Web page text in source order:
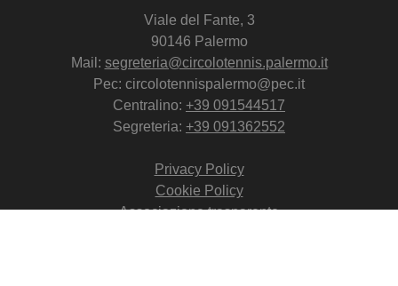
Viale del Fante, 3
90146 Palermo
Mail: segreteria@circolotennis.palermo.it
Pec: circolotennispalermo@pec.it
Centralino: +39 091544517
Segreteria: +39 091362552
Privacy Policy
Cookie Policy
Associazione trasparente